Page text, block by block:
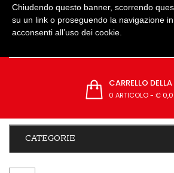
CARRELLO
0 ARTICOLO- €
CATEGORIE
Chiudendo questo banner, scorrendo
su un link o proseguendo la navigazione
acconsenti all’uso dei cookie.